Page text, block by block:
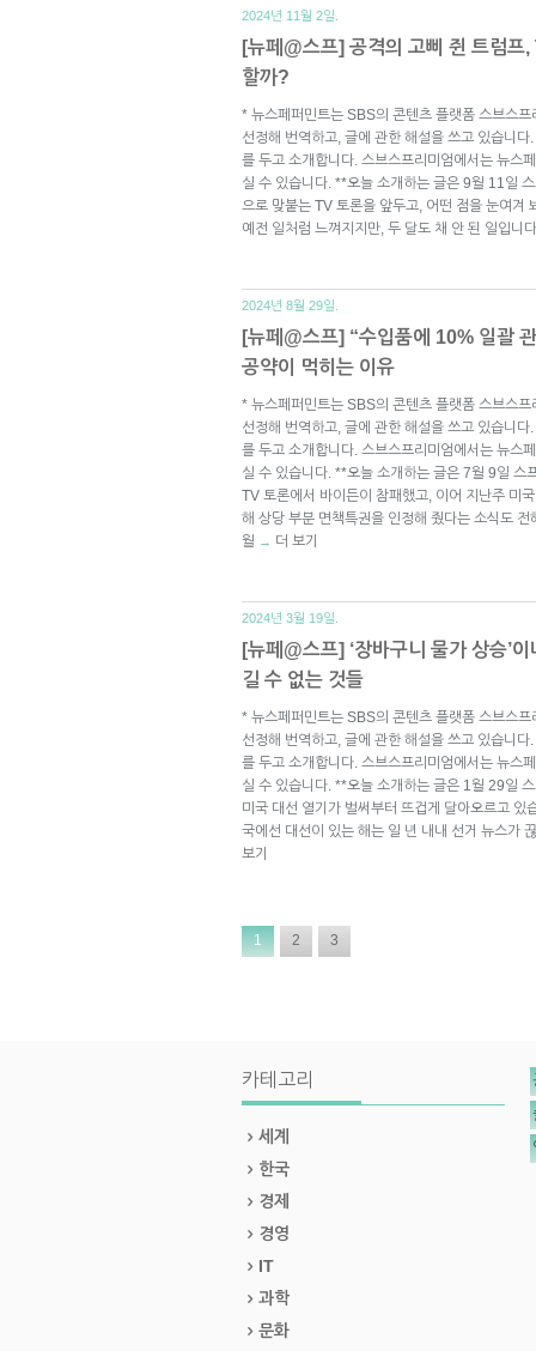
2024년 11월 2일.
[뉴페@스프] 공격의 고삐 쥔 트럼프
할까?
* 뉴스페퍼민트는 SBS의 콘텐츠 플랫폼 스브스
선정해 번역하고, 글에 관한 해설을 쓰고 있습니
를 두고 소개합니다. 스브스프리미엄에서는 뉴스
실 수 있습니다. **오늘 소개하는 글은 9월 11일
으로 맞붙는 TV 토론을 앞두고, 어떤 점을 눈여겨
예전 일처럼 느껴지지만, 두 달도 채 안 된 일입니
2024년 8월 29일.
[뉴페@스프] “수입품에 10% 일괄
공약이 먹히는 이유
* 뉴스페퍼민트는 SBS의 콘텐츠 플랫폼 스브스
선정해 번역하고, 글에 관한 해설을 쓰고 있습니
를 두고 소개합니다. 스브스프리미엄에서는 뉴스
실 수 있습니다. **오늘 소개하는 글은 7월 9일 스
TV 토론에서 바이든이 참패했고, 이어 지난주 미
해 상당 부분 면책특권을 인정해 줬다는 소식도
월 → 더 보기
2024년 3월 19일.
[뉴페@스프] ‘장바구니 물가 상승’
길 수 없는 것들
* 뉴스페퍼민트는 SBS의 콘텐츠 플랫폼 스브스
선정해 번역하고, 글에 관한 해설을 쓰고 있습니
를 두고 소개합니다. 스브스프리미엄에서는 뉴스
실 수 있습니다. **오늘 소개하는 글은 1월 29일
미국 대선 열기가 벌써부터 뜨겁게 달아오르고 있
국에선 대선이 있는 해는 일 년 내내 선거 뉴스가
보기
1 2 3
카테고리
세계
한국
경제
경영
IT
과학
문화